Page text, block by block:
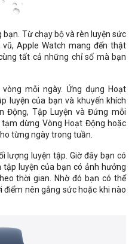
Từ chạy bộ và rèn luyện sức
Apple Watch mang đến thật
tất cả những chỉ số mà bạn
mỗi ngày. Ứng dụng Hoạt
luyện của bạn và khuyến khích
Động, Tập Luyện và Đứng mỗi
dừng Vòng Hoạt Động hoặc
từng ngày trong tuần.
lượng luyện tập. Giờ đây bạn có
luyện của bạn có ảnh hưởng
thời gian. Nhờ đó bạn có thể
điểm nên gắng sức hoặc khi nào